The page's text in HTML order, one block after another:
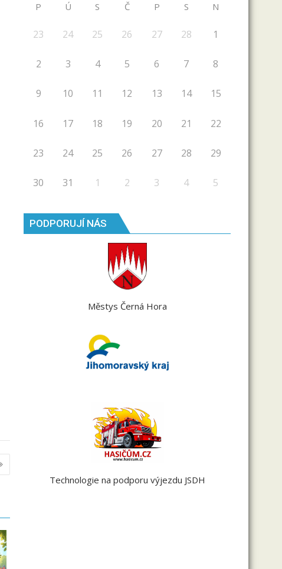
P Ú S Č P S N
23 24 25 26 27 28 1
2 3 4 5 6 7 8
9 10 11 12 13 14 15
16 17 18 19 20 21 22
23 24 25 26 27 28 29
30 31 1 2 3 4 5
PODPORUJÍ NÁS
Městys Černá Hora
Technologie na podporu výjezdu JSDH